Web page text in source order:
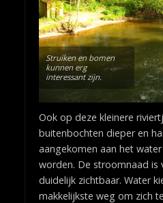
Struiken en bomen
kunnen erg
interessant zijn.
Ook op deze kleinere
buitenbochten dieper en
aangekomen aan het
worden. De stroomnaad is
duidelijk zichtbaar. Water
makkelijkste weg om zich